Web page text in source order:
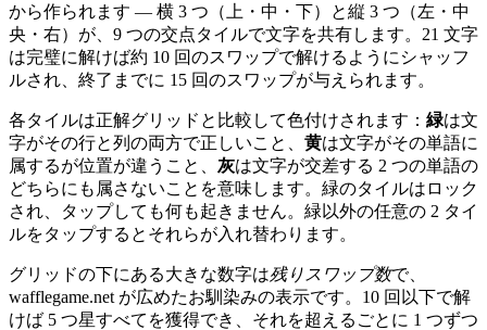
から作られます — 横 3 つ（上・中・下）と縦 3 つ（左・中
央・右）が、9 つの交点タイルで文字を共有します。21 文字
は完璧に解けば約 10 回のスワップで解けるようにシャッフ
ルされ、終了までに 15 回のスワップが与えられます。
各タイルは正解グリッドと比較して色付けされます： 緑は文
字がその行と列の両方で正しいこと、 黄は文字がその単語に
属するが位置が違うこと、 灰は文字が交差する 2 つの単語の
どちらにも属さないことを意味します。緑のタイルはロック
され、タップしても何も起きません。緑以外の任意の 2 タイ
ルをタップするとそれらが入れ替わります。
グリッドの下にある大きな数字は残りスワップ数で、
wafflegame.net が広めたお馴染みの表示です。10 回以下で解
けば 5 つ星すべてを獲得でき、それを超えるごとに 1 つずつ